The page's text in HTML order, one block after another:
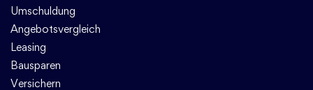
Umschuldung
Angebotsvergleich
Leasing
Bausparen
Versichern